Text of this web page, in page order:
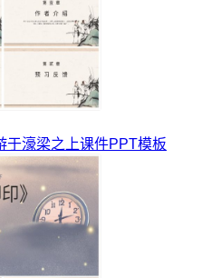
于濠梁之上课件PPT模板